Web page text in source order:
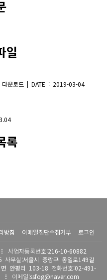
일
다운로드 | DATE : 2019-03-04
록
방침 이메일집단수집거부 로그인
사업자등록번호:216-10-60882
사무실 :서울시 중랑구 동일로149길
면 안평리 103-18 전화번호:02-491-
이메일:ssfog@naver.com